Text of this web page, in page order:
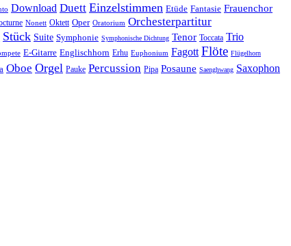
Download Duett Einzelstimmen Etüde Fantasie Frauenchor
Nonett Oktett Oper Oratorium Orchesterpartitur
Stück Suite Symphonie Symphonische Dichtung Tenor Toccata Trio
E-Gitarre Englischhorn Erhu Euphonium Fagott Flöte Flügelhorn
Oboe Orgel Pauke Percussion Pipa Posaune Saenghwang Saxophon